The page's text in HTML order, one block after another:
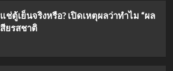
ตู้เย็นจริงหรือ? เปิดเหตุผลว่าทำไม “ผล
ยรสชาติ